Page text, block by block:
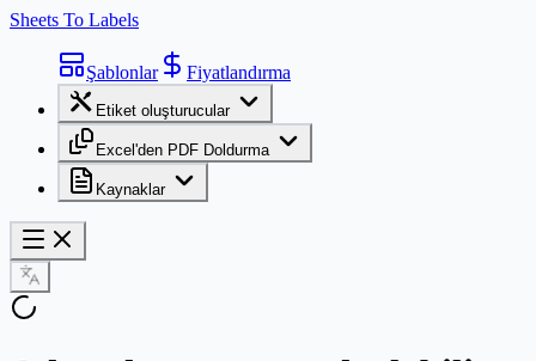
Sheets To Labels
Şablonlar Fiyatlandırma
Etiket oluşturucular
Excel'den PDF Doldurma
Kaynaklar